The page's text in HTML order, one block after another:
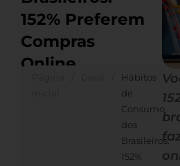
152% Preferem
Compras
Online
Hábitos
de
Consumo
dos
Brasileiros:
152%